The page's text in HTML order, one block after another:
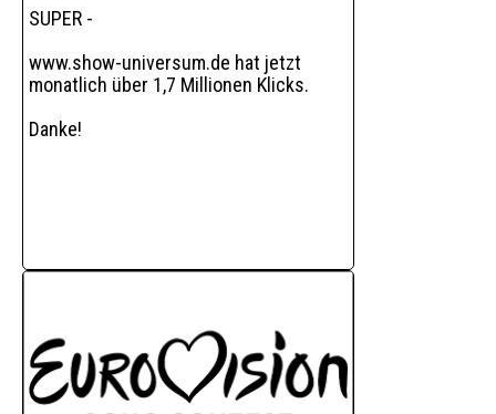
SUPER -
www.show-universum.de hat jetzt
monatlich über 1,7 Millionen Klicks.
Danke!